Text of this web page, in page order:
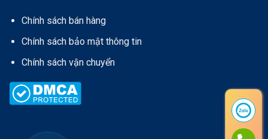
Chính sách bán hàng
Chính sách bảo mật thông tin
Chính sách vận chuyển